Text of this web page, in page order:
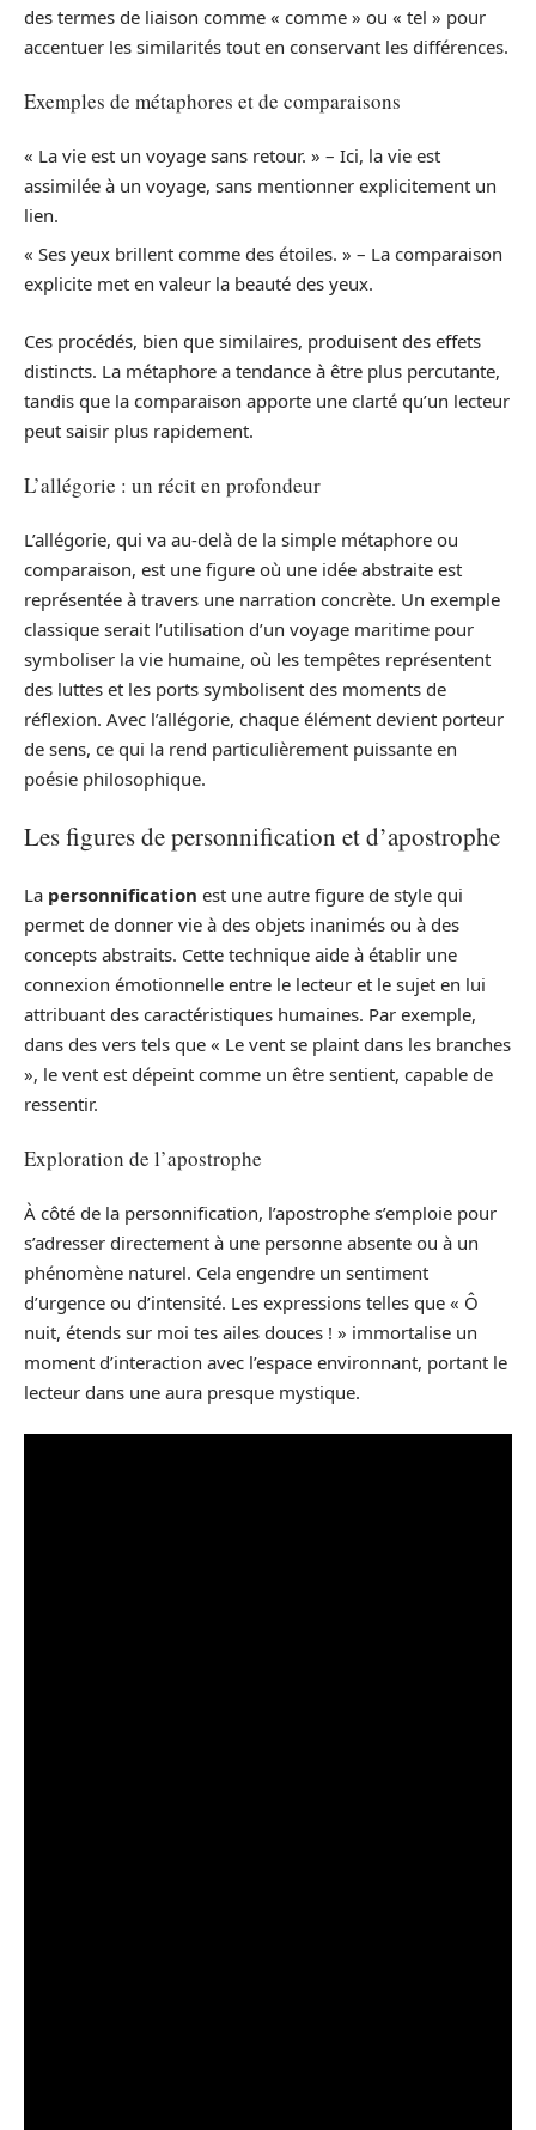
des termes de liaison comme « comme » ou « tel » pour
accentuer les similarités tout en conservant les différences.
Exemples de métaphores et de comparaisons
« La vie est un voyage sans retour. » – Ici, la vie est
assimilée à un voyage, sans mentionner explicitement un
lien.
« Ses yeux brillent comme des étoiles. » – La comparaison
explicite met en valeur la beauté des yeux.
Ces procédés, bien que similaires, produisent des effets
distincts. La métaphore a tendance à être plus percutante,
tandis que la comparaison apporte une clarté qu’un lecteur
peut saisir plus rapidement.
L’allégorie : un récit en profondeur
L’allégorie, qui va au-delà de la simple métaphore ou
comparaison, est une figure où une idée abstraite est
représentée à travers une narration concrète. Un exemple
classique serait l’utilisation d’un voyage maritime pour
symboliser la vie humaine, où les tempêtes représentent
des luttes et les ports symbolisent des moments de
réflexion. Avec l’allégorie, chaque élément devient porteur
de sens, ce qui la rend particulièrement puissante en
poésie philosophique.
Les figures de personnification et d’apostrophe
La personnification est une autre figure de style qui
permet de donner vie à des objets inanimés ou à des
concepts abstraits. Cette technique aide à établir une
connexion émotionnelle entre le lecteur et le sujet en lui
attribuant des caractéristiques humaines. Par exemple,
dans des vers tels que « Le vent se plaint dans les branches
», le vent est dépeint comme un être sentient, capable de
ressentir.
Exploration de l’apostrophe
À côté de la personnification, l’apostrophe s’emploie pour
s’adresser directement à une personne absente ou à un
phénomène naturel. Cela engendre un sentiment
d’urgence ou d’intensité. Les expressions telles que « Ô
nuit, étends sur moi tes ailes douces ! » immortalise un
moment d’interaction avec l’espace environnant, portant le
lecteur dans une aura presque mystique.